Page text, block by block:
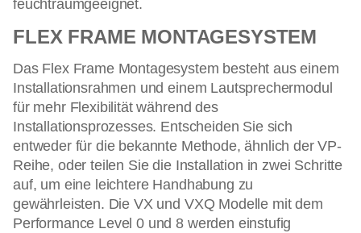
feuchtraumgeeignet.
FLEX FRAME MONTAGESYSTEM
Das Flex Frame Montagesystem besteht aus einem
Installationsrahmen und einem Lautsprechermodul
für mehr Flexibilität während des
Installationsprozesses. Entscheiden Sie sich
entweder für die bekannte Methode, ähnlich der VP-
Reihe, oder teilen Sie die Installation in zwei Schritte
auf, um eine leichtere Handhabung zu
gewährleisten. Die VX und VXQ Modelle mit dem
Performance Level 0 und 8 werden einstufig